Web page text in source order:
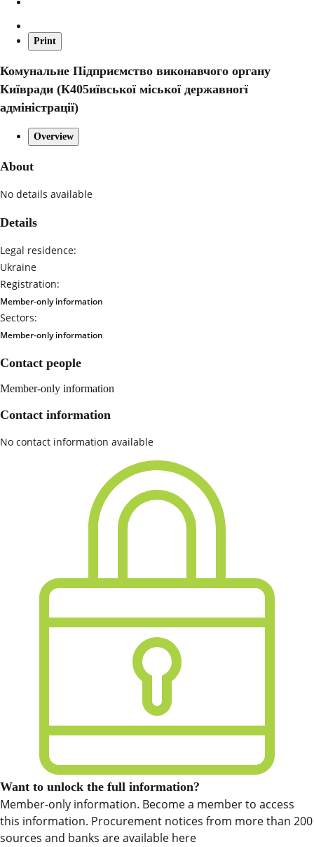
Print
Комунальне Підприємство виконавчого органу
Київради (К405иївської міської державногї
адміністрації)
Overview
About
No details available
Details
Legal residence:
Ukraine
Registration:
Member-only information
Sectors:
Member-only information
Contact people
Member-only information
Contact information
No contact information available
Want to unlock the full information?
Member-only information. Become a member to access
this information. Procurement notices from more than 200
sources and banks are available here